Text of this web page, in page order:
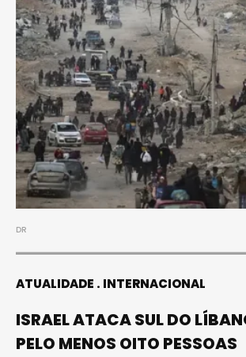
DR
ATUALIDADE INTERNACIONAL
ISRAEL ATACA SUL DO
PELO MENOS OITO PESSOAS